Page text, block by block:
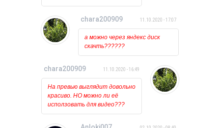
установлены и обновлены.
то ничего вообще не
происходит, лишь на курсоре
какое то время мигает
загрузка. Может у кого
нибудь была такая проблема?
chara200909 11.10.2020 - 17:07
а можно через яндекс диск
скачть??????
chara200909 11.10.2020 - 16:49
На превью выглядит довольно
красиво. НО можно ли её
исползовать для видео???